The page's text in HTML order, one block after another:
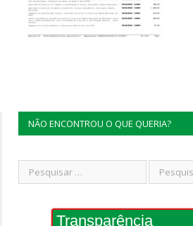
NÃO ENCONTROU O QUE QUERIA?
Transparência